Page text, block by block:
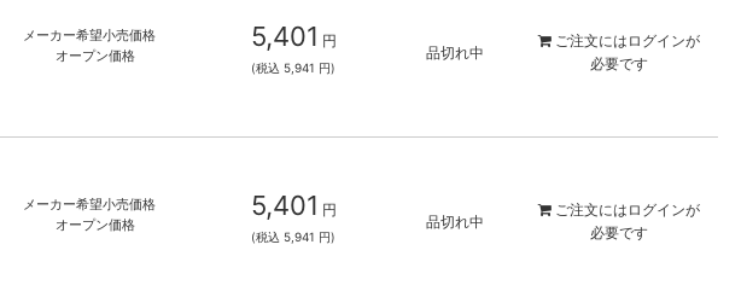
メーカー希望小売価格
オープン価格
5,401 円
(税込 5,941 円)
品切れ中
ご注文には ログインが
必要です
メーカー希望小売価格
オープン価格
5,401 円
(税込 5,941 円)
品切れ中
ご注文には ログインが
必要です